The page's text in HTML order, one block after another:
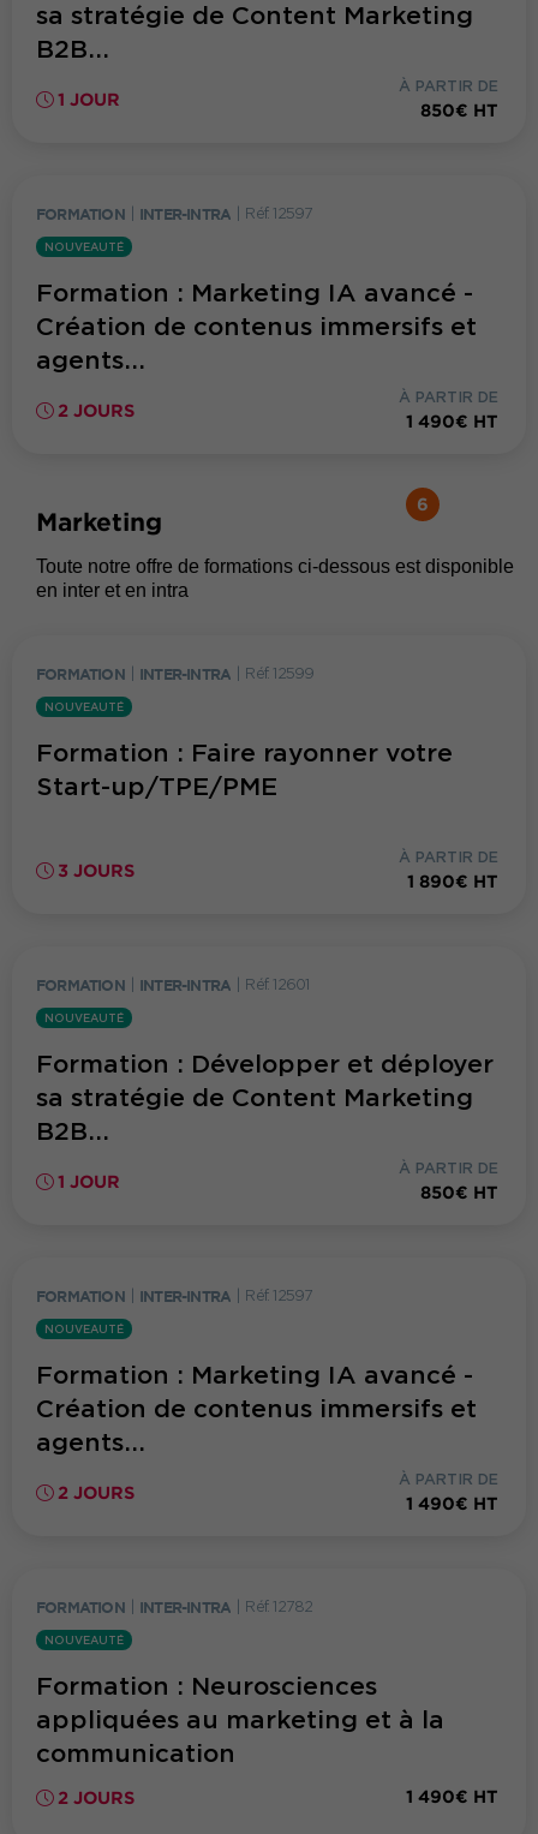
sa stratégie de Content Marketing
B2B...
1 JOUR
À PARTIR DE
850€ HT
FORMATION INTER-INTRA Réf. 12597
NOUVEAUTÉ
Formation : Marketing IA avancé -
Création de contenus immersifs et
agents...
2 JOURS
À PARTIR DE
1 490€ HT
Marketing
6
Toute notre offre de formations ci-dessous est disponible
en inter et en intra
FORMATION INTER-INTRA Réf. 12599
NOUVEAUTÉ
Formation : Faire rayonner votre
Start-up/TPE/PME
3 JOURS
À PARTIR DE
1 890€ HT
FORMATION INTER-INTRA Réf. 12601
NOUVEAUTÉ
Formation : Développer et déployer
sa stratégie de Content Marketing
B2B...
1 JOUR
À PARTIR DE
850€ HT
FORMATION INTER-INTRA Réf. 12597
NOUVEAUTÉ
Formation : Marketing IA avancé -
Création de contenus immersifs et
agents...
2 JOURS
À PARTIR DE
1 490€ HT
FORMATION INTER-INTRA Réf. 12782
NOUVEAUTÉ
Formation : Neurosciences
appliquées au marketing et à la
communication
2 JOURS 1 490€ HT